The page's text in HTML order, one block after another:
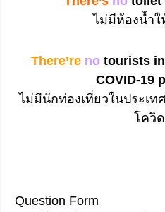
ไม่มีห้องน้ำ
There’re no tourists
COVID-19
ไม่มีนักท่องเที่ยวในประเท
โควิ
Question Form